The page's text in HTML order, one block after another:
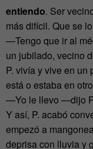
entiendo. Ser
más difícil. Que se
—Tengo que ir al
un jubilado, vecino
P. vivía y vive en
está o estaba en
—Yo le llevo —dijo
Y así, P. acabó
empezó a
deprisa con lluvia y